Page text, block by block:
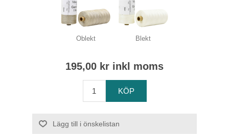
Oblekt Blekt
195,00 kr inkl moms